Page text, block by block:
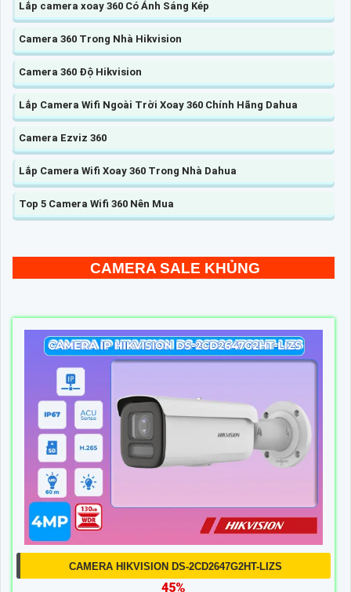
Lắp camera xoay 360 Có Ánh Sáng Kép
Camera 360 Trong Nhà Hikvision
Camera 360 Độ Hikvision
Lắp Camera Wifi Ngoài Trời Xoay 360 Chính Hãng Dahua
Camera Ezviz 360
Lắp Camera Wifi Xoay 360 Trong Nhà Dahua
Top 5 Camera Wifi 360 Nên Mua
CAMERA SALE KHỦNG
CAMERA HIKVISION DS-2CD2647G2HT-LIZS
45%